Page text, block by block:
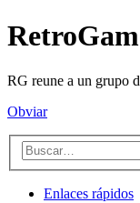
RG reune a un grupo
Obviar
Enlaces rápidos